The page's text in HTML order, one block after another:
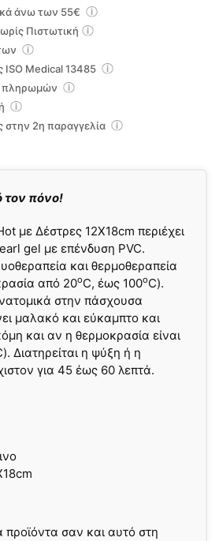
τον πόνο!
με Δέστρες 12X18cm περιέχει
gel με επένδυση PVC.
και θερμοθεραπεία
από 20οC, έως 100οC).
στην πάσχουσα
μαλακό και εύκαμπτο και
και αν η θερμοκρασία είναι
Διατηρείται η ψύξη ή η
για 45 έως 60 λεπτά.
προϊόντα σαν και αυτό στη
άνω των 55€
Πιστωτική
ISO Medical 13485
πληρωμών
2η παραγγελία